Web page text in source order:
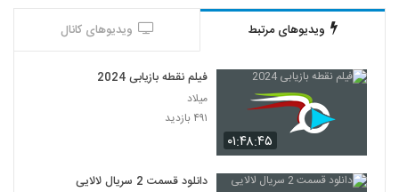
ویدیوهای مرتبط ویدیوهای کانال
۰۱:۴۸:۴۵
فیلم نقطه بازیابی 2024
میلاد
۴۹۱ بازدید
دانلود قسمت 2 سریال لالایی